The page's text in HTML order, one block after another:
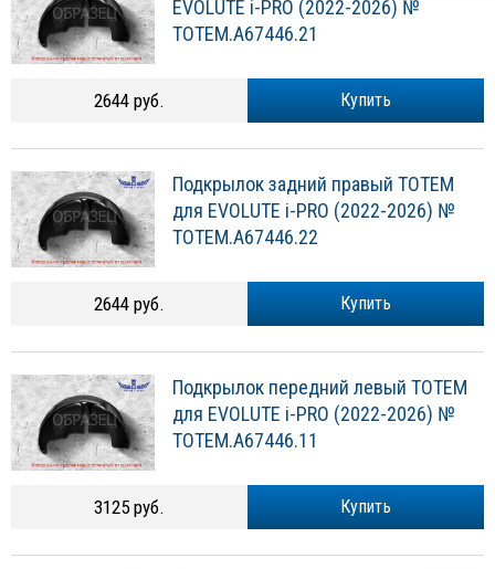
EVOLUTE i-PRO (2022-2026) №
TOTEM.A67446.21
Купить
2644 руб.
Подкрылок задний правый TOTEM
для EVOLUTE i-PRO (2022-2026) №
TOTEM.A67446.22
Купить
2644 руб.
Подкрылок передний левый TOTEM
для EVOLUTE i-PRO (2022-2026) №
TOTEM.A67446.11
Купить
3125 руб.